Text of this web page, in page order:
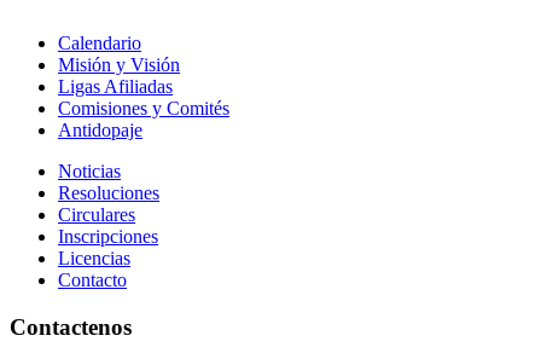
Calendario
Misión y Visión
Ligas Afiliadas
Comisiones y Comités
Antidopaje
Noticias
Resoluciones
Circulares
Inscripciones
Licencias
Contacto
Contactenos